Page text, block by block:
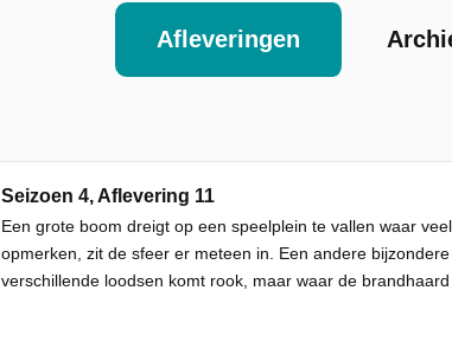
Afleveringen
Seizoen 4, Aflevering 11
Een grote boom dreigt op een speelplein te vallen waar
opmerken, zit de sfeer er meteen in. Een andere
verschillende loodsen komt rook, maar waar de brandhaard